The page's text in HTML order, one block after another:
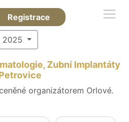
Registrace
2025
Zubní Implantáty
organizátorem Orlové.